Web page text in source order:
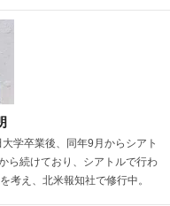
学卒業後、同年9月からシアト
ら続けており、シアトルで行わ
考え、北米報知社で修行中。